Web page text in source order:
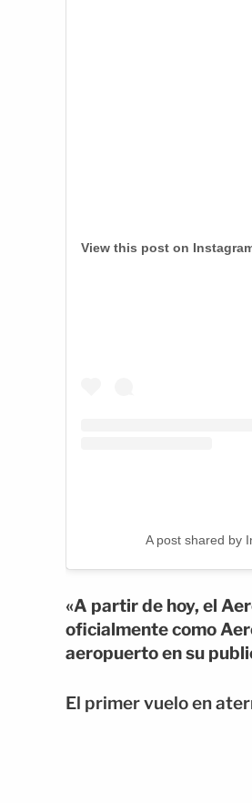
View this post on
A post shared by
«A partir de hoy, el
oficialmente como
aeropuerto en su
El primer vuelo en